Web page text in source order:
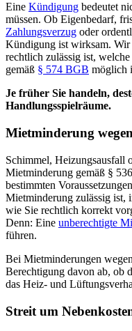
Eine Kündigung bedeutet
müssen. Ob Eigenbedarf,
Zahlungsverzug oder
Kündigung ist wirksam.
rechtlich zulässig ist,
gemäß § 574 BGB möglich
Je früher Sie handeln,
Handlungsspielräume.
Mietminderung
Schimmel, Heizungsausfall
Mietminderung gemäß §
bestimmten
Mietminderung zulässig ist,
wie Sie rechtlich korrekt
Denn: Eine unberechtigte
führen.
Bei Mietminderungen wegen
Berechtigung davon ab, ob
das Heiz- und
Streit um